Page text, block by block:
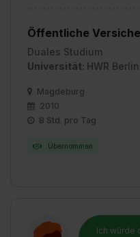
Öffentliche
Duales Studium
Universität: HWR Berlin
Magdeburg
2010
8 Std. pro Tag
Übernommen
Ich würde